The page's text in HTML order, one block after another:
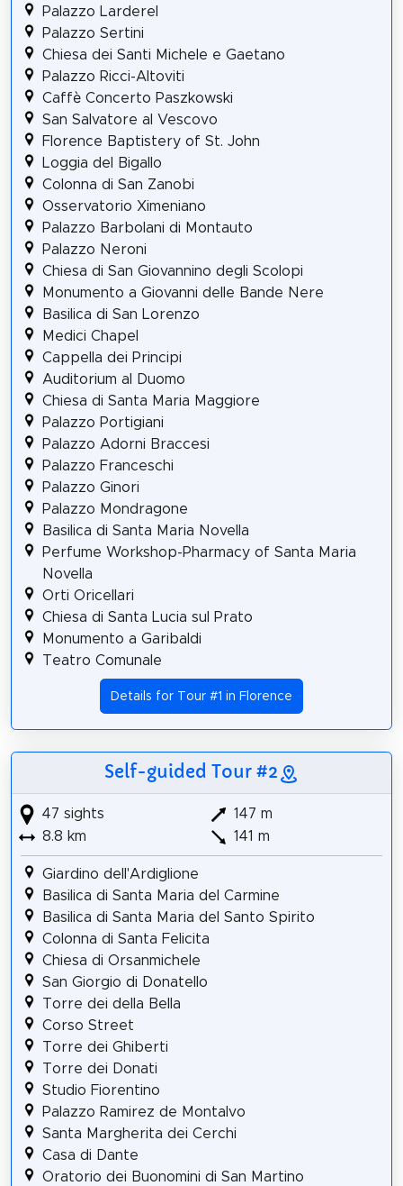
Palazzo Larderel
Palazzo Sertini
Chiesa dei Santi Michele e Gaetano
Palazzo Ricci-Altoviti
Caffè Concerto Paszkowski
San Salvatore al Vescovo
Florence Baptistery of St. John
Loggia del Bigallo
Colonna di San Zanobi
Osservatorio Ximeniano
Palazzo Barbolani di Montauto
Palazzo Neroni
Chiesa di San Giovannino degli Scolopi
Monumento a Giovanni delle Bande Nere
Basilica di San Lorenzo
Medici Chapel
Cappella dei Principi
Auditorium al Duomo
Chiesa di Santa Maria Maggiore
Palazzo Portigiani
Palazzo Adorni Braccesi
Palazzo Franceschi
Palazzo Ginori
Palazzo Mondragone
Basilica di Santa Maria Novella
Perfume Workshop-Pharmacy of Santa Maria
Novella
Orti Oricellari
Chiesa di Santa Lucia sul Prato
Monumento a Garibaldi
Teatro Comunale
Details for Tour #1 in Florence
Self-guided Tour #2
47 sights
8.8 km
147 m
141 m
Giardino dell'Ardiglione
Basilica di Santa Maria del Carmine
Basilica di Santa Maria del Santo Spirito
Colonna di Santa Felicita
Chiesa di Orsanmichele
San Giorgio di Donatello
Torre dei della Bella
Corso Street
Torre dei Ghiberti
Torre dei Donati
Studio Fiorentino
Palazzo Ramirez de Montalvo
Santa Margherita dei Cerchi
Casa di Dante
Oratorio dei Buonomini di San Martino